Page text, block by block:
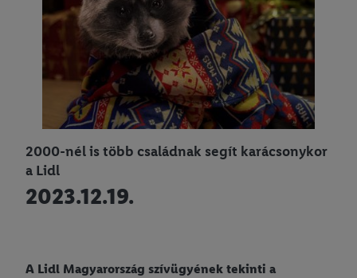
2000-nél is több családnak segít karácsonykor
a Lidl
2023.12.19.
A Lidl Magyarország szívügyének tekinti a